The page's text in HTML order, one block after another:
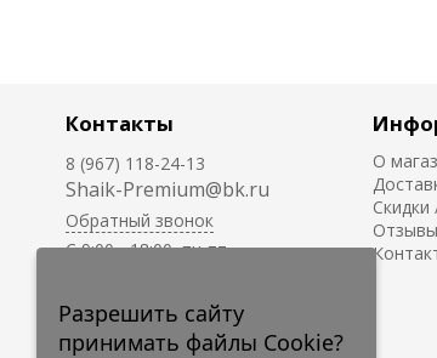
Контакты
8 (967) 118-24-13
Shaik-Premium@bk.ru
Обратный звонок
C 9:00 - 18:00, пн-пт
круглосуточно.
О
Скидки
Отзывы
Разрешить сайту
принимать файлы Cookie?